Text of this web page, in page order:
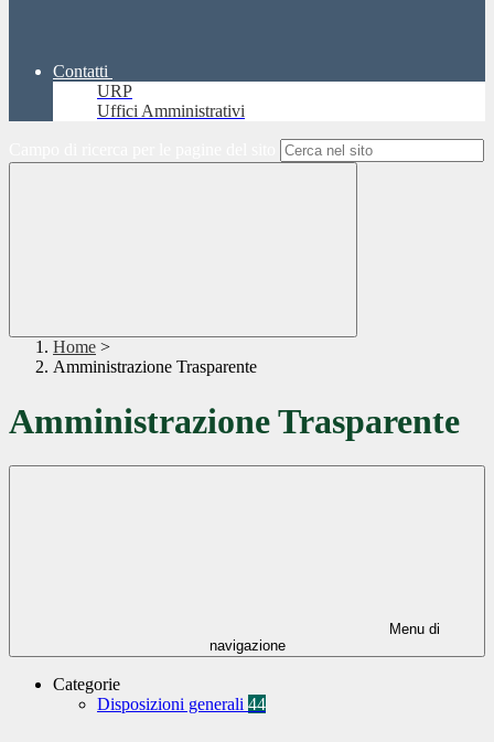
Contatti
URP
Uffici Amministrativi
Home >
Amministrazione Trasparente
Amministrazione Trasparente
Menu di
navigazione
Categorie
Disposizioni generali 44